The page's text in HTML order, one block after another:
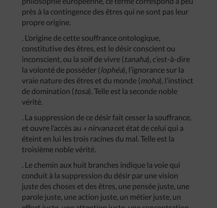
près à la contingence des êtres qui ne sont pas leur
propre origine.
. L’origine de cette souffrance ontologique,
constitutive des êtres, est le désir conscient ou
inconscient, ou la soif de vivre (tanaha), c’est-à-dire
la volonté de posséder (lophéa), l’ignorance sur la
vraie nature des êtres et du monde (moha), l’instinct
de domination (tosa). Telle est la seconde noble
vérité.
. La suppression de ce désir fait cesser la souffrance,
et ouvre l’accès au « nirvanacet état de celui qui a
éteint en lui les trois racines du mal. Telle est la
troisième noble vérité.
. Le chemin aux huit branches indique la voie qui
conduit à la suppression du désir par une vision
juste des choses et des êtres, une pensée juste, une
parole juste, une action juste, un métier juste, un